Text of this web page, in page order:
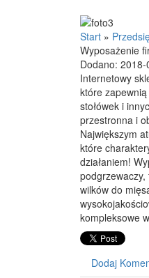
Start »
Wyposażenie
Dodano: 2018-
Internetowy
które
stołówek i
przestronna i
Największym
które
działaniem!
wilków do
kompleksowe
Dodaj